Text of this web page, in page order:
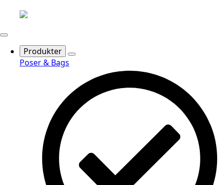
Produkter
Poser & Bags